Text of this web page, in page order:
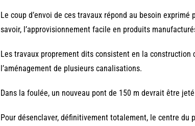
Le coup d’envoi de ces travaux répond au besoin
savoir, l’approvisionnement facile en produits
Les travaux proprement dits consistent en la
l’aménagement de plusieurs canalisations.
Dans la foulée, un nouveau pont de 150 m devrait être
Pour désenclaver, définitivement totalement, le centre du